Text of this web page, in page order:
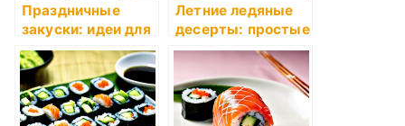
Праздничные
закуски: идеи для
стола
Летние ледяные
десерты: простые
идеи